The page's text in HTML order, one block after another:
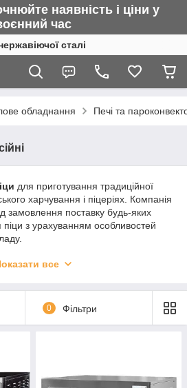
наявність і ціни у
час
сталі
обладнання Печі та
для приготування традиційної
харчування і піцеріях. Компанія
замовлення поставку будь-яких
з урахуванням особливостей
лідерами з продажу є
офіційною гарантією та доставкою у
можна зв'язавшись з менеджером по
пошті.
все
0 Фільтри